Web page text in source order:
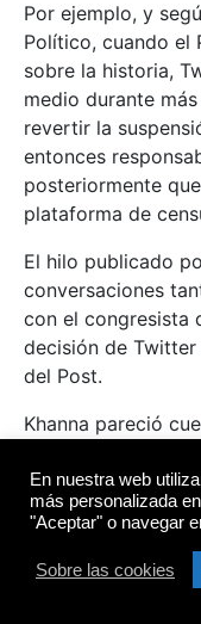
Por ejemplo, y
Político, cuando el
sobre la historia,
medio durante
revertir la
entonces
posteriormente
plataforma de
El hilo publicado
conversaciones
con el congresista
decisión de
del Post.
Khanna pareció
de los principales
el Capitolio, ha
comentarios en la
«Nuestra
En nuestra web
más personalizada
"Aceptar" o navegar
Sobre las cookies